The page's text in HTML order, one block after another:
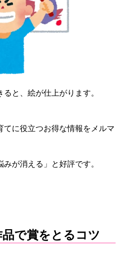
ると、絵が仕上がります。
てに役立つお得な情報をメルマ
が消える」と好評です。
で賞をとるコツ